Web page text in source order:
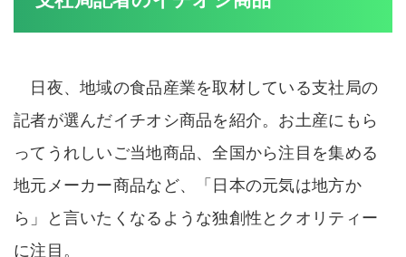
日夜、地域の食品産業を取材している支社局の
記者が選んだイチオシ商品を紹介。お土産にもら
ってうれしいご当地商品、全国から注目を集める
地元メーカー商品など、「日本の元気は地方か
ら」と言いたくなるような独創性とクオリティー
に注目。